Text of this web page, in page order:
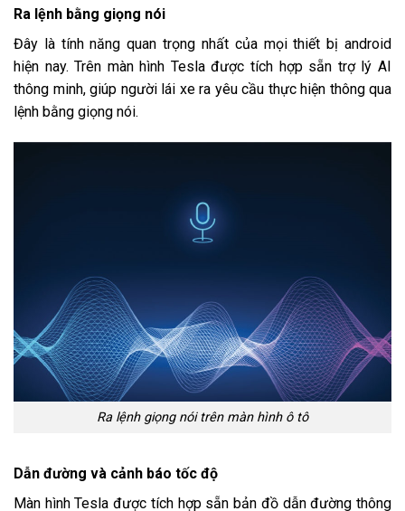
Ra lệnh bằng giọng nói
Đây là tính năng quan trọng nhất của mọi thiết bị android
hiện nay. Trên màn hình Tesla được tích hợp sẵn trợ lý AI
thông minh, giúp người lái xe ra yêu cầu thực hiện thông qua
lệnh bằng giọng nói.
Ra lệnh giọng nói trên màn hình ô tô
Dẫn đường và cảnh báo tốc độ
Màn hình Tesla được tích hợp sẵn bản đồ dẫn đường thông